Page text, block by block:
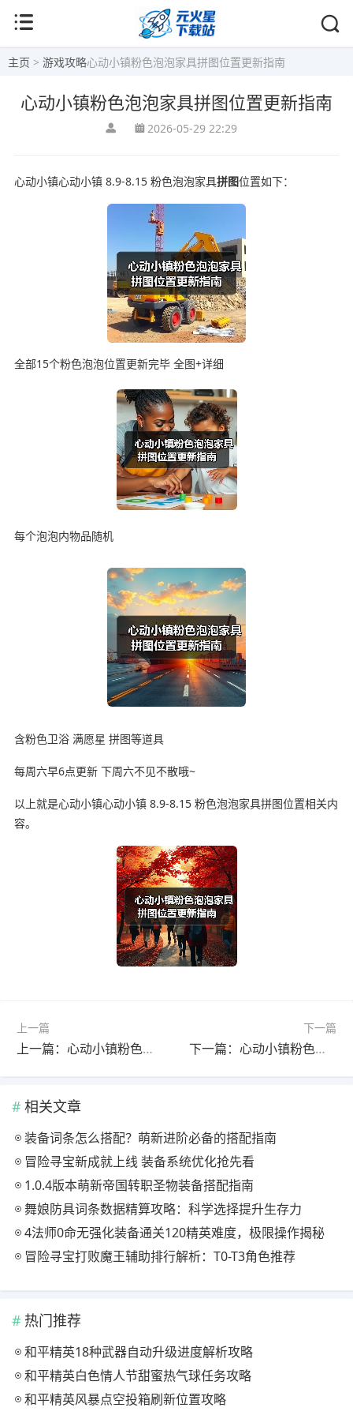
主页 > 游戏攻略心动小镇粉色泡泡家具拼图位置更新指南
心动小镇粉色泡泡家具拼图位置更新指南
2026-05-29 22:29
心动小镇心动小镇 8.9-8.15 粉色泡泡家具拼图位置如下：
全部15个粉色泡泡位置更新完毕 全图+详细
每个泡泡内物品随机
含粉色卫浴 满愿星 拼图等道具
每周六早6点更新 下周六不见不散哦~
以上就是心动小镇心动小镇 8.9-8.15 粉色泡泡家具拼图位置相关内
容。
上一篇
上一篇：心动小镇粉色泡泡家具全攻略15个位置图文解析
下一篇
下一篇：心动小镇粉色泡泡家具全位置解析
相关文章
装备词条怎么搭配？萌新进阶必备的搭配指南
冒险寻宝新成就上线 装备系统优化抢先看
1.0.4版本萌新帝国转职圣物装备搭配指南
舞娘防具词条数据精算攻略：科学选择提升生存力
4法师0命无强化装备通关120精英难度，极限操作揭秘
冒险寻宝打败魔王辅助排行解析：T0-T3角色推荐
热门推荐
和平精英18种武器自动升级进度解析攻略
和平精英白色情人节甜蜜热气球任务攻略
和平精英风暴点空投箱刷新位置攻略